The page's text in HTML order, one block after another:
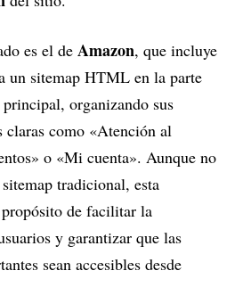
es el de Amazon, que incluye
un sitemap HTML en la parte
organizando sus
claras como «Atención al
o «Mi cuenta». Aunque no
tradicional, esta
de facilitar la
y garantizar que las
sean accesibles desde